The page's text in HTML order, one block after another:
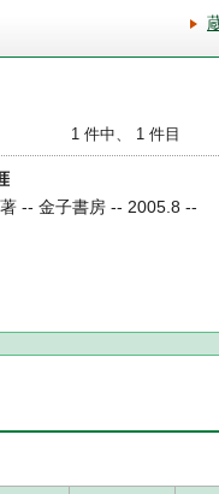
1 件中、 1 件目
-- 金子書房 -- 2005.8 --